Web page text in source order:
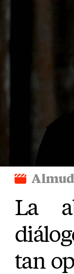
La
tan